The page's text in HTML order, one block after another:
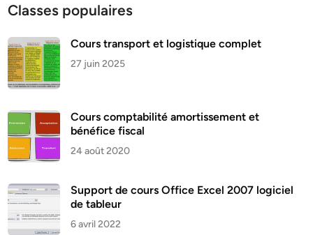
Classes populaires
Cours transport et logistique complet
27 juin 2025
Cours comptabilité amortissement et
bénéfice fiscal
24 août 2020
Support de cours Office Excel 2007 logiciel
de tableur
6 avril 2022